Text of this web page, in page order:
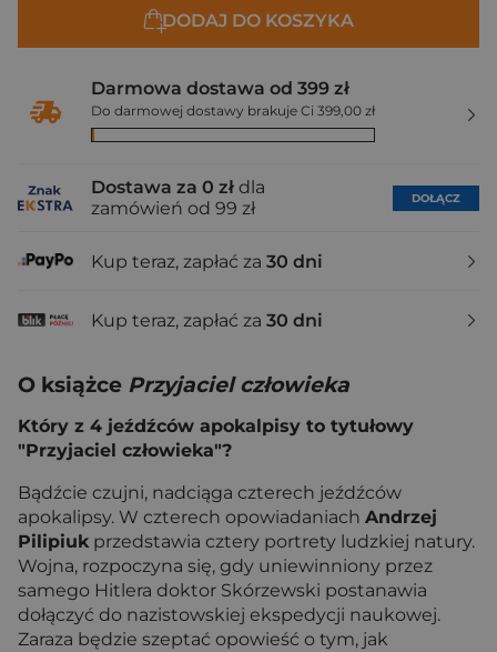
DODAJ DO KOSZYKA
Darmowa dostawa od 399 zł
Do darmowej dostawy brakuje Ci 399,00 zł
Dostawa za 0 zł dla
zamówień od 99 zł
DOŁĄCZ
Kup teraz, zapłać za 30 dni
Kup teraz, zapłać za 30 dni
O książce Przyjaciel człowieka
Który z 4 jeźdźców apokalpisy to tytułowy
"Przyjaciel człowieka"?
Bądźcie czujni, nadciąga czterech jeźdźców
apokalipsy. W czterech opowiadaniach Andrzej
Pilipiukprzedstawia cztery portrety ludzkiej natury.
Wojna, rozpoczyna się, gdy uniewinniony przez
samego Hitlera doktor Skórzewski postanawia
dołączyć do nazistowskiej ekspedycji naukowej.
Zaraza będzie szeptać opowieść o tym, jak